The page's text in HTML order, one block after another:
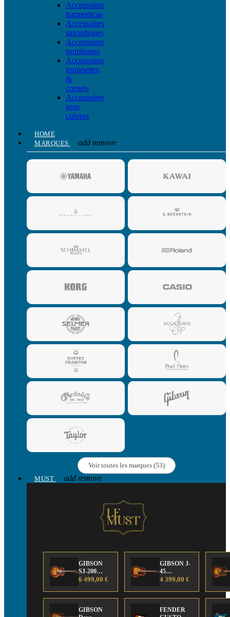
Accessoires
harmonicas
Accessoires
saxophones
Accessoires
trombones
Accessoires
trompettes
&
cornets
Accessoires
gros
cuivres
HOME
MARQUES
add remove
Voir toutes les marques (53)
MUST
add remove
GIBSON
SJ-200
Anniversary
Edition
6 499,00 €
GIBSON J-
45
Anniversary
Edition
4 399,00 €
GIBSON
FENDER